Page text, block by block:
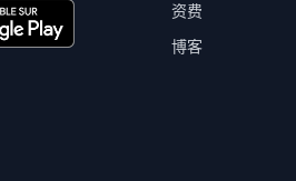
资费
博客